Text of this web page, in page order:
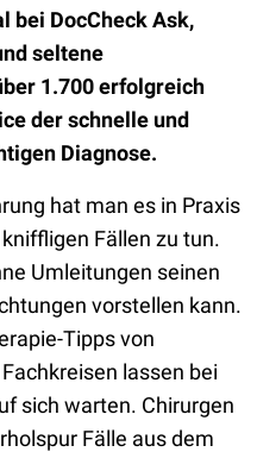
bei DocCheck Ask,
seltene
1.700 erfolgreich
der schnelle und
Diagnose.
hat man es in Praxis
Fällen zu tun.
Umleitungen seinen
vorstellen kann.
Tipps von
lassen bei
sich warten. Chirurgen
Fälle aus dem